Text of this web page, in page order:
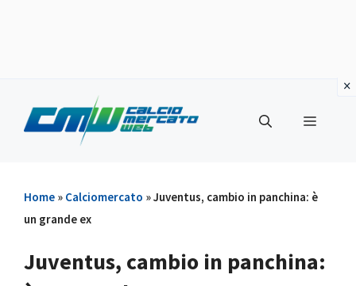
contenuto
Menu
Home » Calciomercato »Juventus, cambio in panchina: è
un grande ex
Juventus, cambio in panchina: